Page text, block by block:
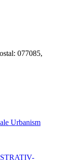
077085,
Urbanism